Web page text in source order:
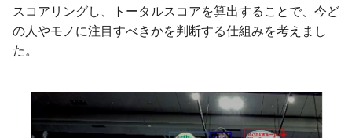
スコアリングし、トータルスコアを算出することで、今ど
の人やモノに注目すべきかを判断する仕組みを考えまし
た。